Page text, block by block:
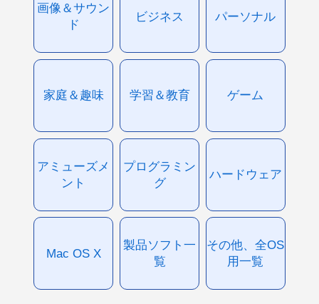
画像＆サウン
ド
ビジネス パーソナル
家庭＆趣味 学習＆教育 ゲーム
アミューズメ
ント
プログラミン
グ
ハードウェア
Mac OS X
製品ソフト一
覧
その他、全OS
用一覧